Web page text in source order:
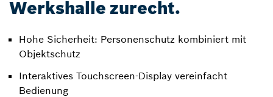
Werkshalle zurecht.
Hohe Sicherheit: Personenschutz kombiniert mit
Objektschutz
Interaktives Touchscreen-Display vereinfacht
Bedienung